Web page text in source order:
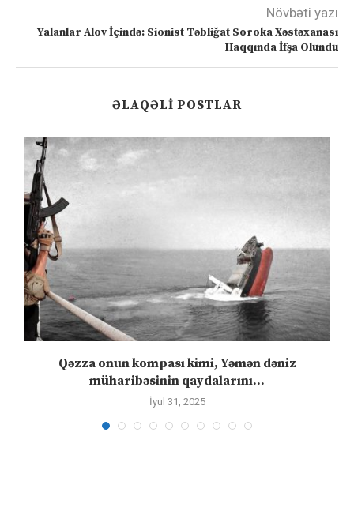
Növbəti yazı
Yalanlar Alov İçində: Sionist Təbliğat Soroka Xəstəxanası
Haqqında İfşa Olundu
ƏLAQƏLI POSTLAR
Qəzza onun kompası kimi, Yəmən dəniz
müharibəsinin qaydalarını...
İyul 31, 2025